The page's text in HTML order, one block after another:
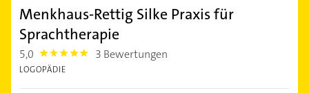
Menkhaus-Rettig Silke Praxis für
Sprachtherapie
5,0 5.0 3 Bewertungen
LOGOPÄDIE